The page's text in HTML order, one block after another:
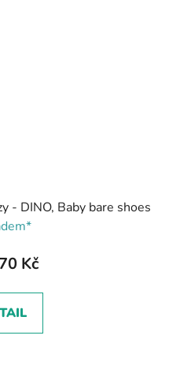
- DINO, Baby bare shoes
Kč